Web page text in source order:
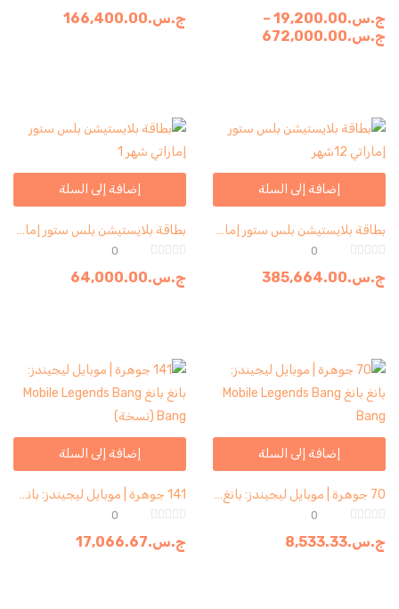
كلمة مرور مفقودة؟ ج.س.19,200.00
–
ج.س.672,000.00
ج.س.166,400.00
إضافة إلى السلة
بطاقة بلايستيشن بلس ستور إماراتي 12شهر
0
ج.س.385,664.00
إضافة إلى السلة
بطاقة بلايستيشن بلس ستور إماراتي شهر 1
0
ج.س.64,000.00
إضافة إلى السلة
70 جوهرة | موبايل ليجيندز: بانغ بانغ Mobile Legends Bang Bang
0
ج.س.8,533.33
إضافة إلى السلة
141 جوهرة | موبايل ليجيندز: بانغ بانغ Mobile Legends Bang Bang (نسخة)
0
ج.س.17,066.67